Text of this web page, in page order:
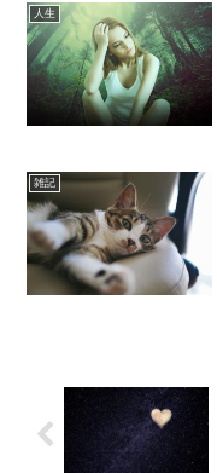
人生
雑記